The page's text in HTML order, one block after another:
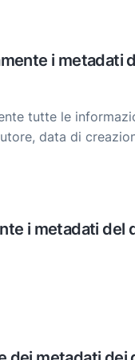
i metadati
tutte le
data di
i metadati del